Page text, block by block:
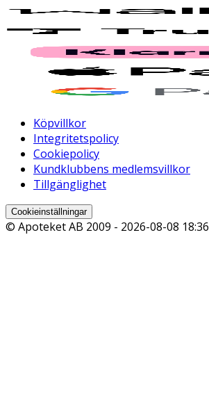
Köpvillkor
Integritetspolicy
Cookiepolicy
Kundklubbens medlemsvillkor
Tillgänglighet
Cookieinställningar
© Apoteket AB 2009 - 2026-08-08